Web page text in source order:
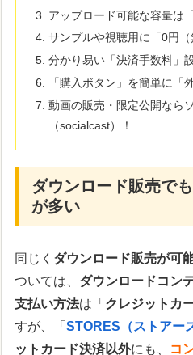
アップロード可能な容量は
サンプルや視聴用に「0円（
分かり易い「決済手数料」
「購入ボタン」を簡単に「
動画の販売・限定公開なら
（socialcast）！
ダウンロード販売で
が多い
同じく ダウンロード販売が可
ついては、 ダウンロードコン
支払い方法は「 クレジットカ
すが、「STORES（ストアー
ットカード決済以外にも、
コ